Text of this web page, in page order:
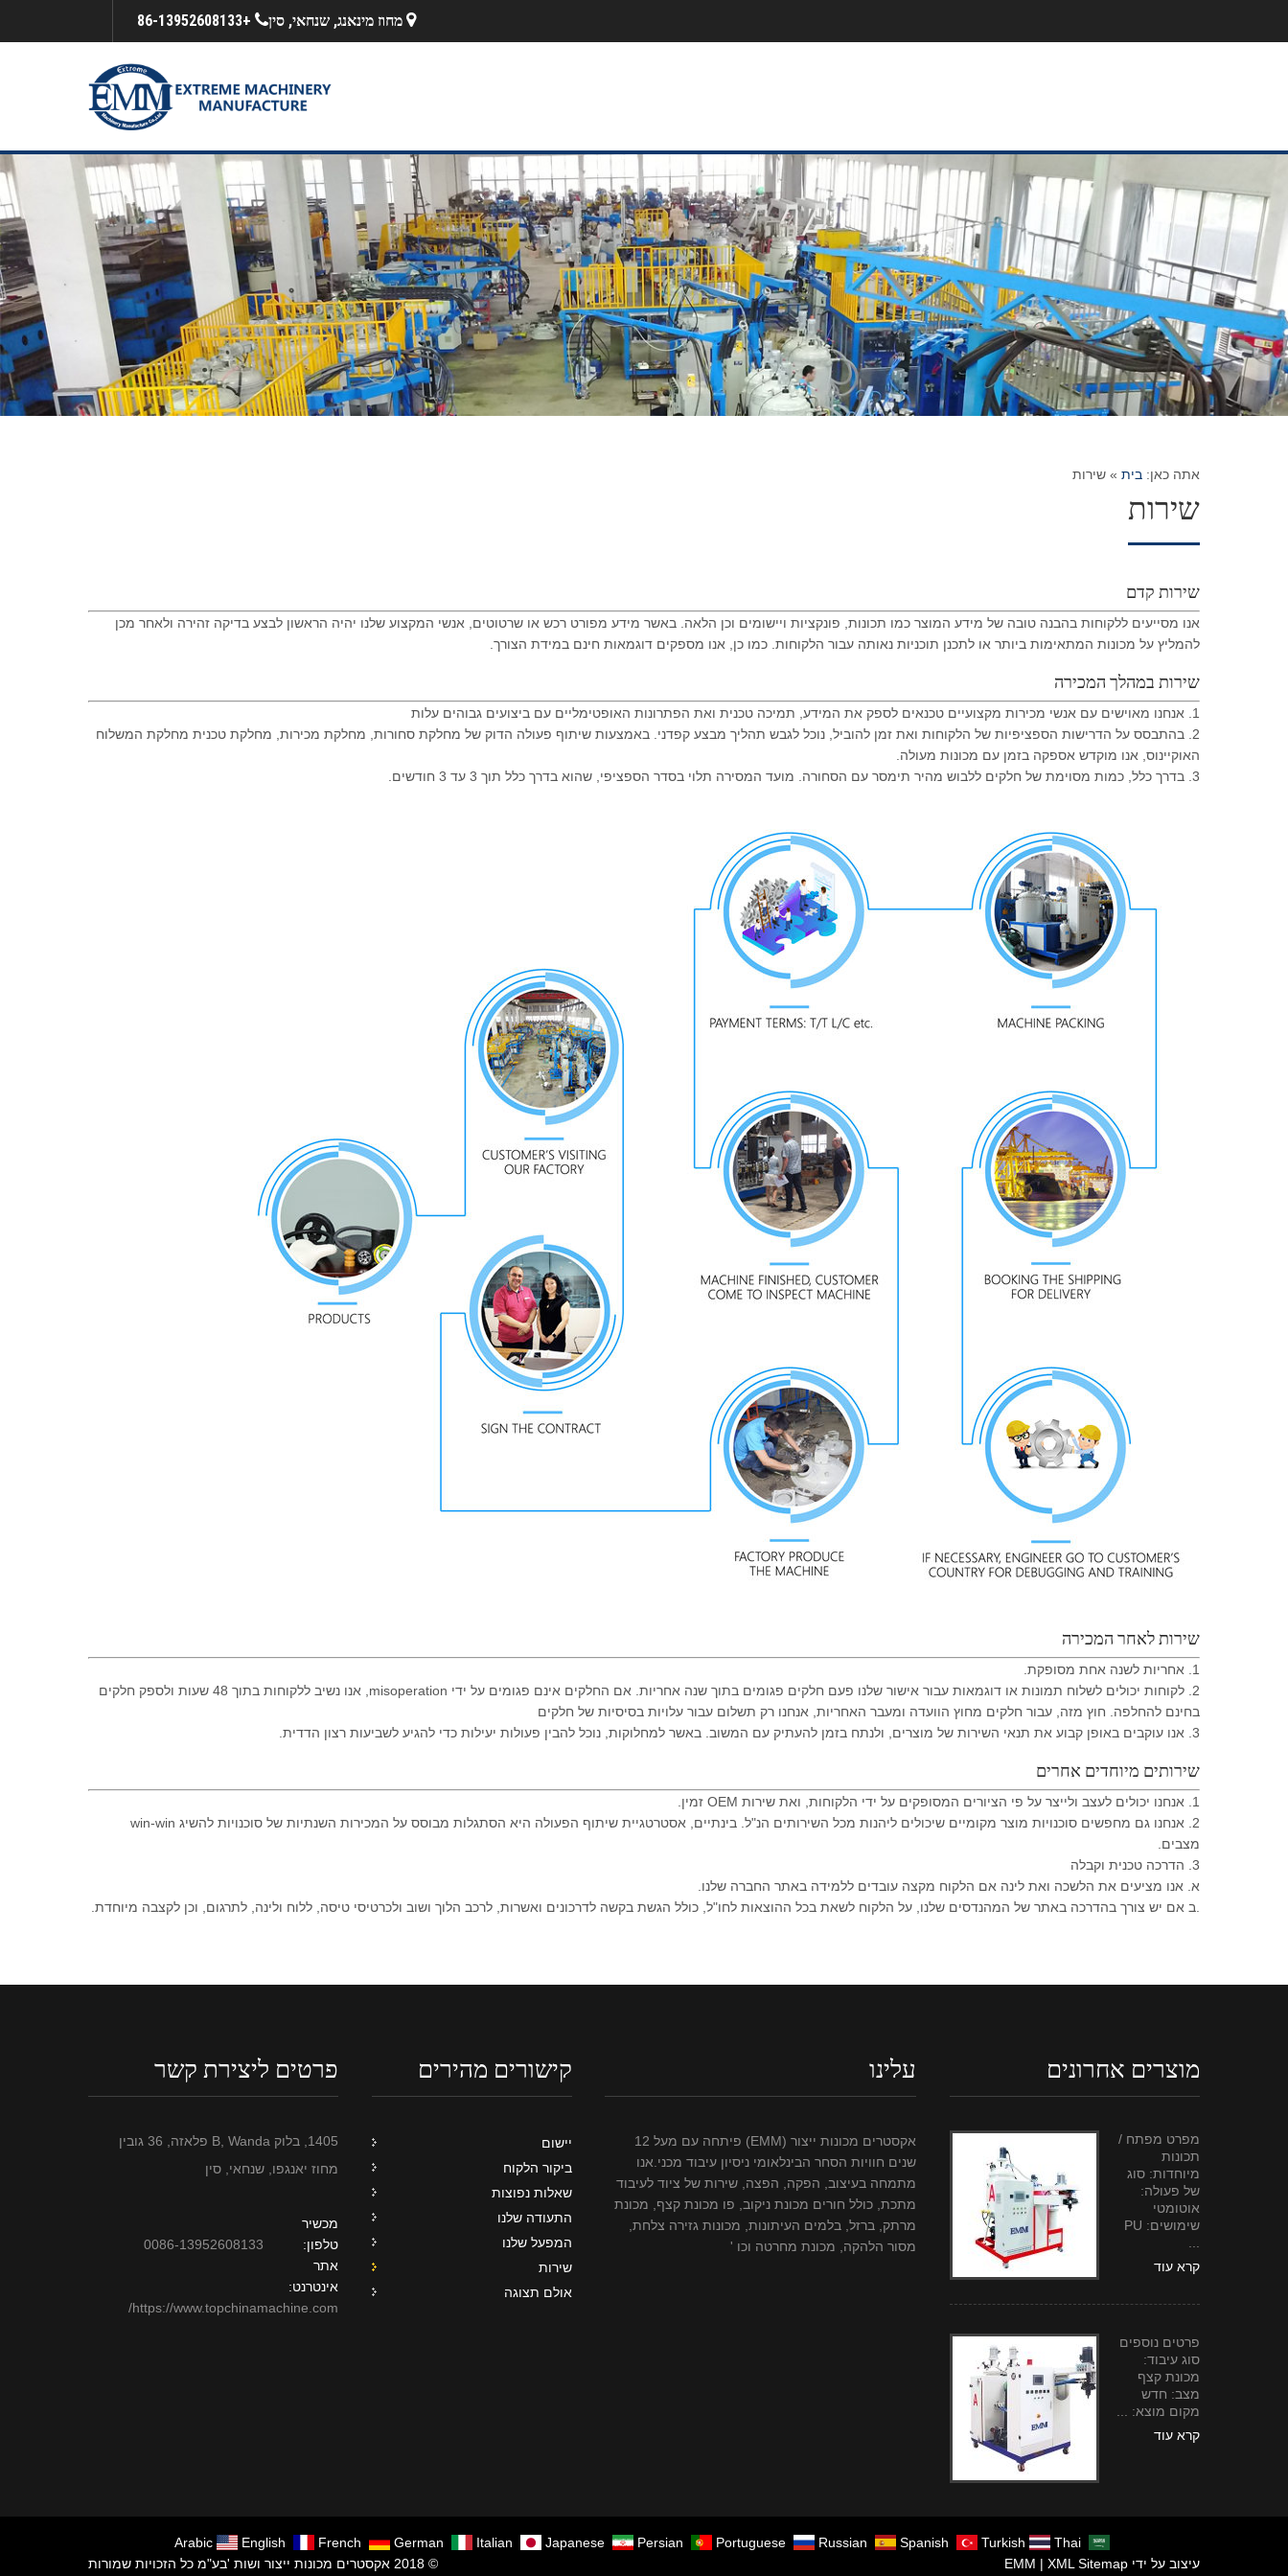
מחוז מינאנג, שנחאי, סין +86-13952608133
אתה כאן: בית » שירות
שירות
שירות קדם
אנו מסייעים ללקוחות בהבנה טובה של מידע המוצר כמו תכונות, פונקציות ויישומים וכן הלאה. באשר מידע מפורט רכש או שרטוטים, אנשי המקצוע שלנו יהיה הראשון לבצע בדיקה זהירה ולאחר מכן
להמליץ ​​על מכונות המתאימות ביותר או לתכנן תוכניות נאותה עבור הלקוחות. כמו כן, אנו מספקים דוגמאות חינם במידת הצורך.
שירות במהלך המכירה
1. אנחנו מאוישים עם אנשי מכירות מקצועיים טכנאים לספק את המידע, תמיכה טכנית ואת הפתרונות האופטימליים עם ביצועים גבוהים עלות
2. בהתבסס על הדרישות הספציפיות של הלקוחות ואת זמן להוביל, נוכל לגבש תהליך מבצע קפדני. באמצעות שיתוף פעולה הדוק של מחלקת סחורות, מחלקת מכירות, מחלקת טכנית מחלקת המשלוח
האוקיינוס, אנו מוקדש אספקה ​​בזמן עם מכונות מעולה.
3. בדרך כלל, כמות מסוימת של חלקים ללבוש מהיר תימסר עם הסחורה. מועד המסירה תלוי בסדר הספציפי, שהוא בדרך כלל תוך 3 עד 3 חודשים.
שירות לאחר המכירה
1. אחריות לשנה אחת מסופקת.
2. לקוחות יכולים לשלוח תמונות או דוגמאות עבור אישור שלנו פעם חלקים פגומים בתוך שנה אחריות. אם החלקים אינם פגומים על ידי misoperation, אנו נשיב ללקוחות בתוך 48 שעות ולספק חלקים
בחינם להחלפה. חוץ מזה, עבור חלקים מחוץ הוועדה ומעבר האחריות, אנחנו רק תשלום עבור עלויות בסיסיות של חלקים
3. אנו עוקבים באופן קבוע את תנאי השירות של מוצרים, ולנתח בזמן להעתיק עם המשוב. באשר למחלוקות, נוכל להבין פעולות יעילות כדי להגיע לשביעות רצון הדדית.
שירותים מיוחדים אחרים
1. אנחנו יכולים לעצב ולייצר על פי הציורים המסופקים על ידי הלקוחות, ואת שירות OEM זמין.
2. אנחנו גם מחפשים סוכנויות מוצר מקומיים שיכולים ליהנות מכל השירותים הנ"ל. בינתיים, אסטרטגיית שיתוף הפעולה היא הסתגלות מבוסס על המכירות השנתיות של סוכנויות להשיג win-win
מצבים.
3. הדרכה טכנית וקבלה
א. אנו מציעים את הלשכה ואת לינה אם הלקוח מקצה עובדים ללמידה באתר החברה שלנו.
.ב אם יש צורך בהדרכה באתר של המהנדסים שלנו, על הלקוח לשאת בכל ההוצאות לחו"ל, כולל הגשת בקשה לדרכונים ואשרות, לרכב הלוך ושוב ולכרטיסי טיסה, ללוח ולינה, לתרגום, וכן לקצבה מיוחדת.
פרטים ליצירת קשר
1405, בלוק B, Wanda פלאזה, 36 גובין
מחוז יאנגפו, שנחאי, סין
מכשיר
טלפון:
0086-13952608133
אתר
אינטרנט:
https://www.topchinamachine.com/
קישורים מהירים
יישום
ביקור הלקוח
שאלות נפוצות
התעודה שלנו
המפעל שלנו
שירות
אולם תצוגה
עלינו
אקסטרים מכונות ייצור (EMM) פיתחה עם מעל 12
שנים חוויות הסחר הבינלאומי ניסיון עיבוד מכני.אנו
מתמחה בעיצוב, הפקה, הפצה, שירות של ציוד לעיבוד
מתכת, כולל חורים מכונת ניקוב, פו מכונת קצף, מכונת
מרתק, ברזל, בלמים העיתונות, מכונות גזירה צלחת,
מסור הלהקה, מכונת מחרטה וכו '
מוצרים אחרונים
מפרט מפתח /
תכונות
מיוחדות: סוג
של פעולה:
אוטומטי
שימושים: PU
קרא עוד
פרטים נוספים
סוג עיבוד:
מכונת קצף
מצב: חדש
מקום מוצא: ...
קרא עוד
Arabic English French German Italian Japanese Persian Portuguese Russian Spanish Turkish
Thai
© 2018 אקסטרים מכונות ייצור ושות 'בע"מ כל הזכויות שמורות
עיצוב על ידי EMM | XML Sitemap